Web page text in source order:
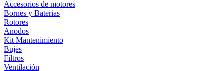
Accesorios de motores
Bornes y Baterias
Rotores
Anodos
Kit Mantenimiento
Bujes
Filtros
Ventilación